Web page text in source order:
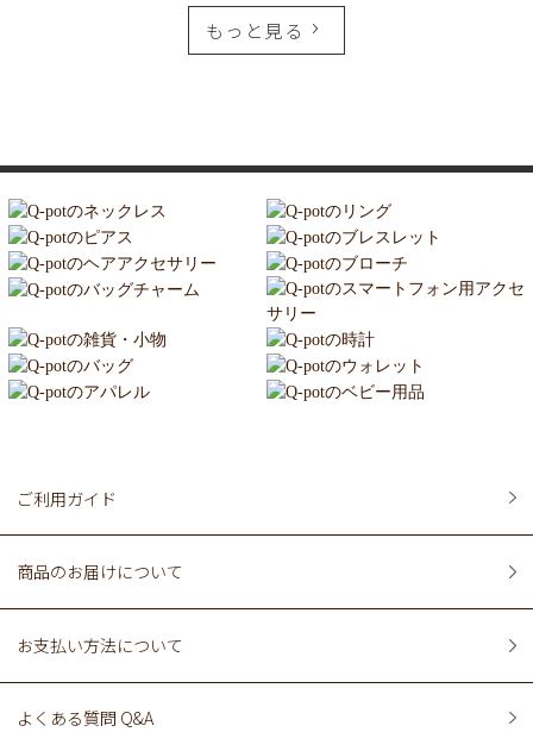
もっと見る
ご利用ガイド
商品のお届けについて
お支払い方法について
よくある質問 Q&A